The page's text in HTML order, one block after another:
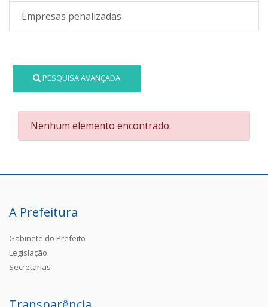
Empresas penalizadas
PESQUISA AVANÇADA
Nenhum elemento encontrado.
A Prefeitura
Gabinete do Prefeito
Legislação
Secretarias